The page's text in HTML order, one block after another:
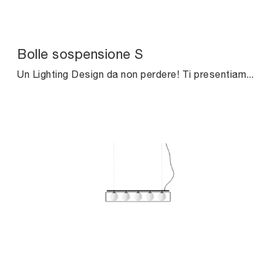
Bolle sospensione S
Un Lighting Design da non perdere! Ti presentiamo la lampada a sospensione moderna Bolle sospensione S di Midj.